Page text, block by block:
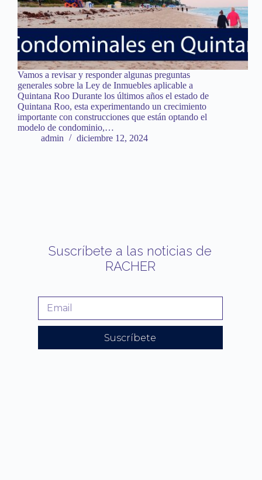
Vamos a revisar y responder algunas preguntas
generales sobre la Ley de Inmuebles aplicable a
Quintana Roo Durante los últimos años el estado de
Quintana Roo, esta experimentando un crecimiento
importante con construcciones que están optando el
modelo de condominio,…
admin
diciembre 12, 2024
Suscríbete a las noticias de
RACHER
Suscríbete